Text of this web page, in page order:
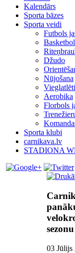
Kalendārs
Sporta bāzes
Sporta veidi
Futbols
Džudo
Nūjošana
Aerobika
Florbols
Sporta klubi
carnikava.lv
STADIONA
sezonu
03 Jūlijs